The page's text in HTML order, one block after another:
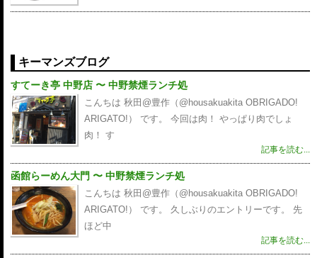
キーマンズブログ
すてーき亭 中野店 〜 中野禁煙ランチ処
こんちは 秋田@豊作（@housakuakita‎ OBRIGADO!
ARIGATO!） です。 今回は肉！ やっぱり肉でしょ
肉！ す
記事を読む...
函館らーめん大門 〜 中野禁煙ランチ処
こんちは 秋田@豊作（@housakuakita‎ OBRIGADO!
ARIGATO!） です。 久しぶりのエントリーです。 先
ほど中
記事を読む...